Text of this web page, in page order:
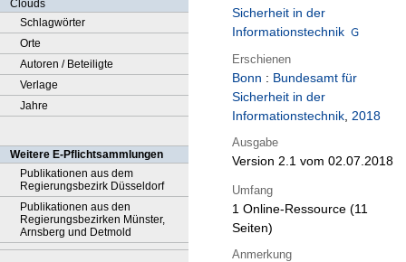
Clouds
Schlagwörter
Orte
Autoren / Beteiligte
Verlage
Jahre
Weitere E-Pflichtsammlungen
Publikationen aus dem
Regierungsbezirk Düsseldorf
Publikationen aus den
Regierungsbezirken Münster,
Arnsberg und Detmold
Sicherheit in der
Informationstechnik
Erschienen
Bonn : Bundesamt für
Sicherheit in der
Informationstechnik, 2018
Ausgabe
Version 2.1 vom 02.07.2018
Umfang
1 Online-Ressource (11
Seiten)
Anmerkung